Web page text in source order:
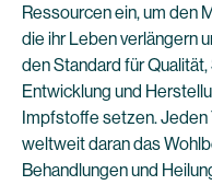
Ressourcen ein, um den
die ihr Leben verlängern
den Standard für
Entwicklung und
Impfstoffe setzen.
weltweit daran das
Behandlungen und